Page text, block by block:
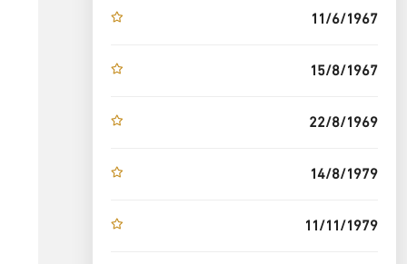
11/6/1967
15/8/1967
22/8/1969
14/8/1979
11/11/1979